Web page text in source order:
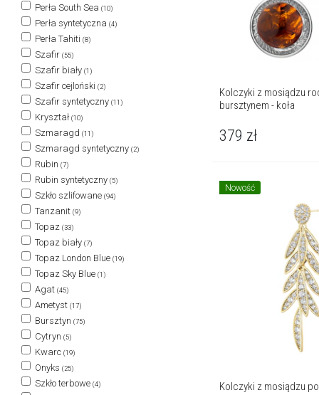
Perła South Sea (10)
Perła syntetyczna (4)
Perła Tahiti (8)
Szafir (55)
Szafir biały (1)
Szafir cejloński (2)
Szafir syntetyczny (11)
Kryształ (10)
Szmaragd (11)
Szmaragd syntetyczny (2)
Rubin (7)
Rubin syntetyczny (5)
Szkło szlifowane (94)
Tanzanit (9)
Topaz (33)
Topaz biały (7)
Topaz London Blue (19)
Topaz Sky Blue (1)
Agat (45)
Ametyst (17)
Bursztyn (75)
Cytryn (5)
Kwarc (19)
Onyks (25)
Szkło terbowe (4)
Kolczyki z mosiądzu
bursztynem - koła
379 zł
Nowość
Kolczyki z mosiądzu